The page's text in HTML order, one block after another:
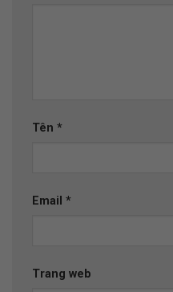
Tên *
Email *
Trang web